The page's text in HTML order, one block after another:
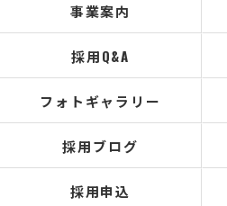
事業案内
採用Q&A
フォトギャラリー
採用ブログ
採用申込